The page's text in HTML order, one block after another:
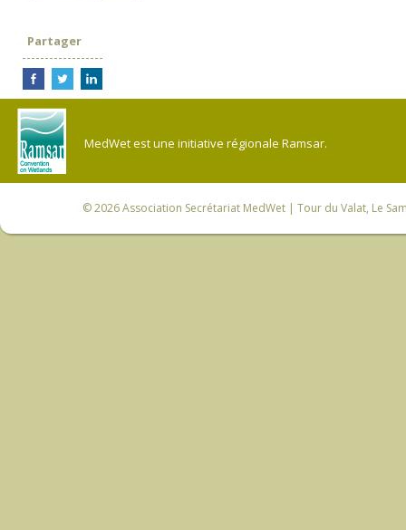
Partager
MedWet est une initiative régionale Ramsar.
© 2026Association Secrétariat MedWet | Tour du Valat, Le